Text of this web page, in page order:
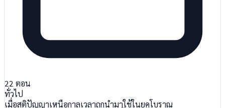
22 ตอน
ทั่วไป
เมื่อสติปัญญาเหนือกาลเวลาถูกนำมาใช้ในยุคโบราณ